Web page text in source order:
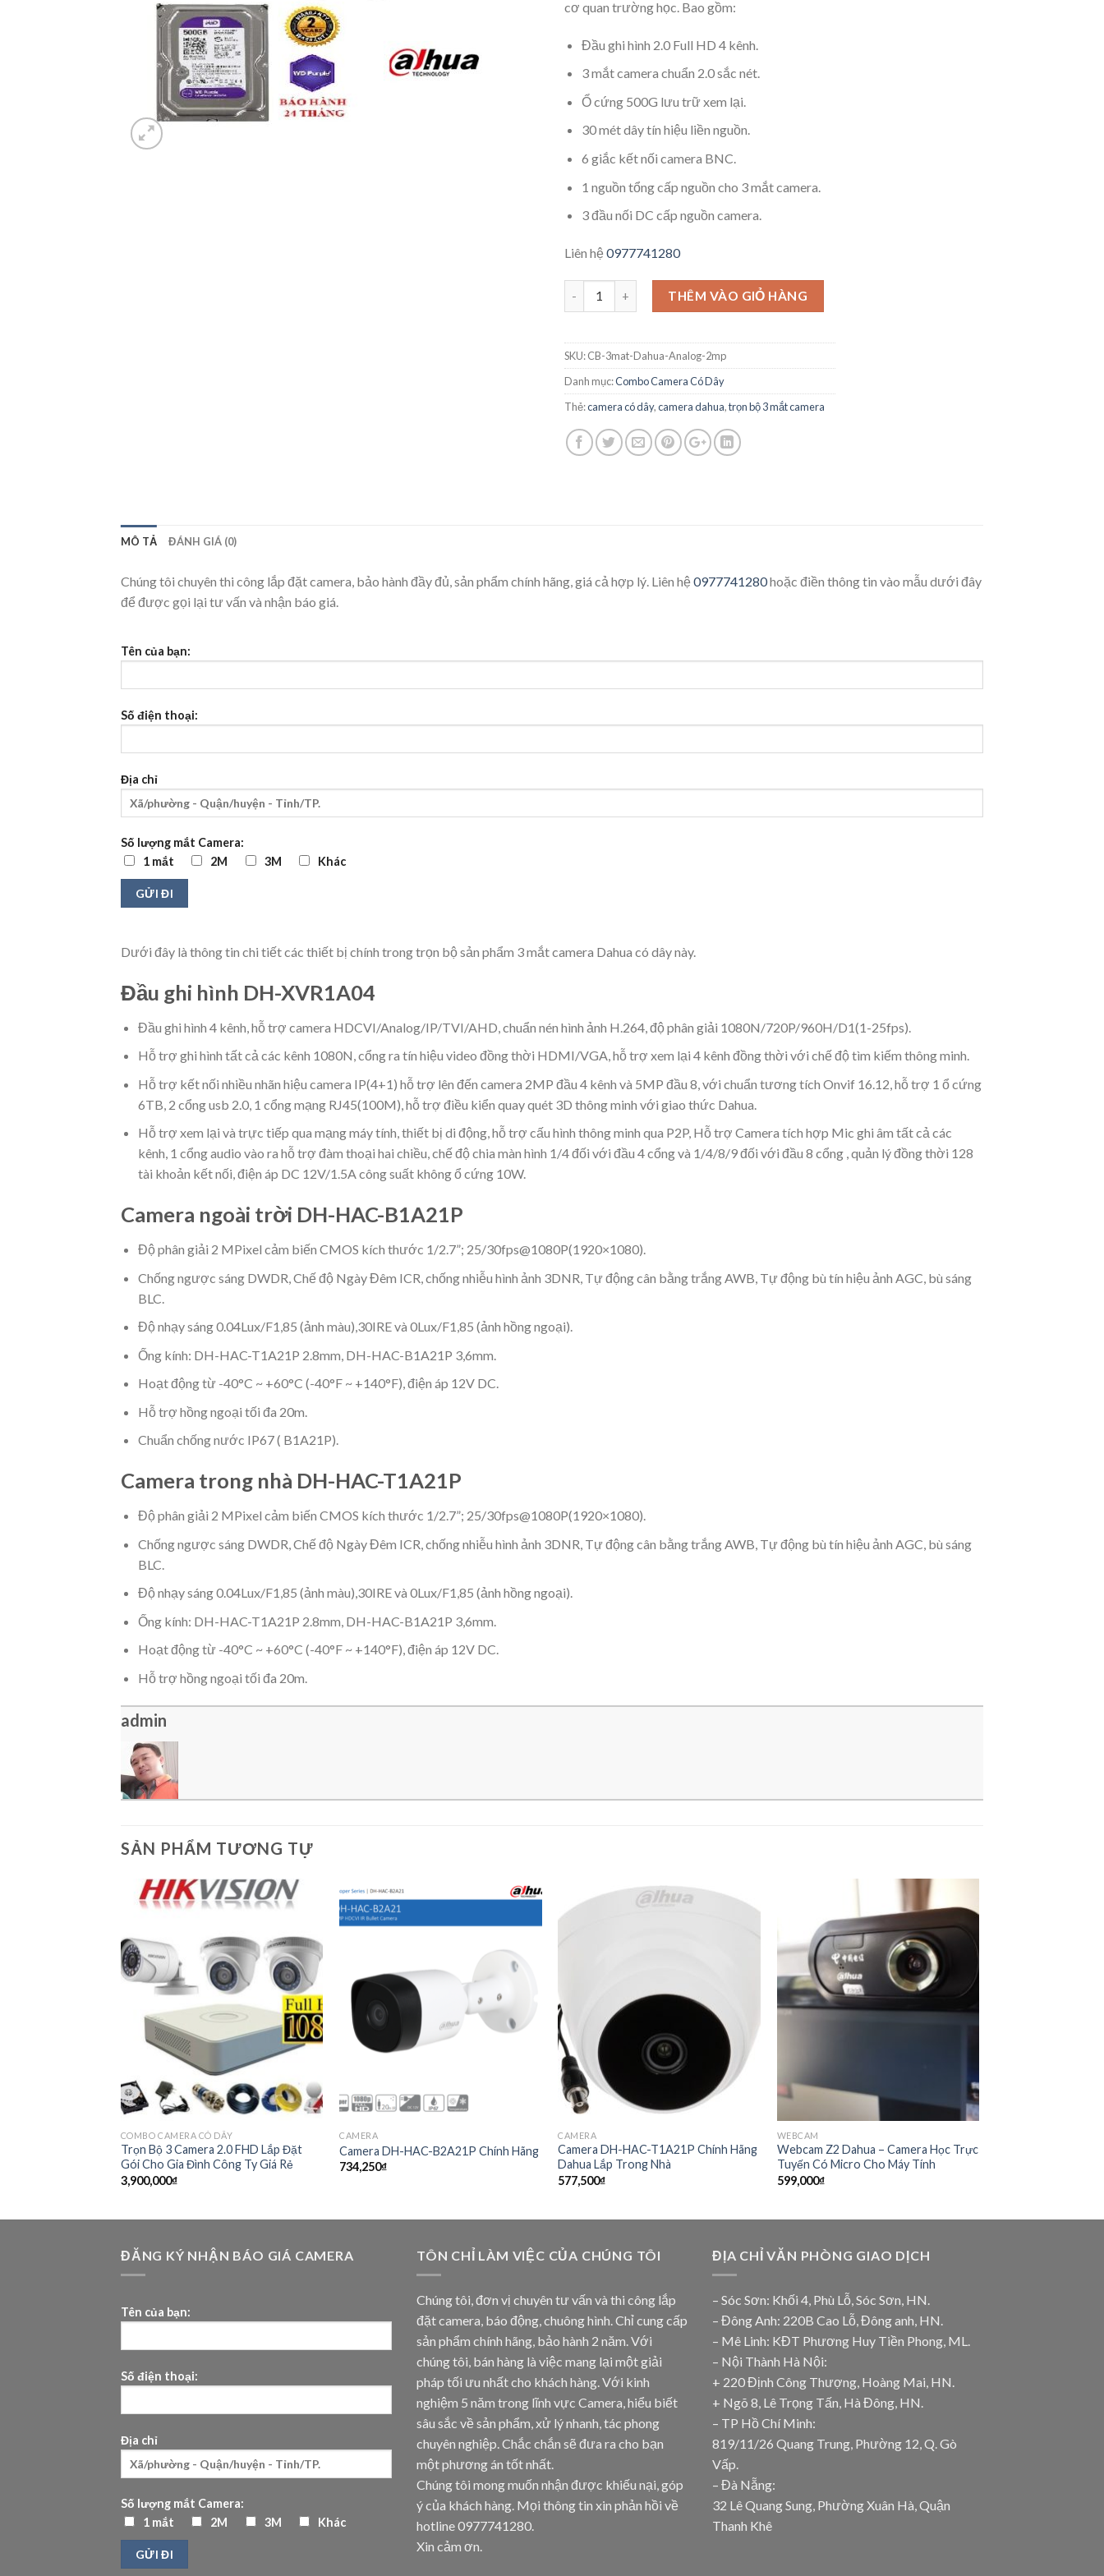
cơ quan trường học. Bao gồm:
Đầu ghi hình 2.0 Full HD 4 kênh.
3 mắt camera chuẩn 2.0 sắc nét.
Ổ cứng 500G lưu trữ xem lại.
30 mét dây tín hiệu liền nguồn.
6 giắc kết nối camera BNC.
1 nguồn tổng cấp nguồn cho 3 mắt camera.
3 đầu nối DC cấp nguồn camera.
Liên hệ 0977741280
THÊM VÀO GIỎ HÀNG
SKU:CB-3mat-Dahua-Analog-2mp
Danh mục:Combo Camera Có Dây
Thẻ:camera có dây,camera dahua,trọn bộ 3 mắt camera
MÔ TẢ ĐÁNH GIÁ (0)
Chúng tôi chuyên thi công lắp đặt camera, bảo hành đầy đủ, sản phẩm chính hãng, giá cả hợp lý. Liên hệ 0977741280hoặc điền thông tin vào mẫu dưới đây
để được gọi lại tư vấn và nhận báo giá.
Tên của bạn:
Số điện thoại:
Địa chỉ
Số lượng mắt Camera:
1 mắt
2M 3M Khác
Dưới đây là thông tin chi tiết các thiết bị chính trong trọn bộ sản phẩm 3 mắt camera Dahua có dây này.
Đầu ghi hình DH-XVR1A04
Đầu ghi hình 4 kênh, hỗ trợ camera HDCVI/Analog/IP/TVI/AHD, chuẩn nén hình ảnh H.264, độ phân giải 1080N/720P/960H/D1(1-25fps).
Hỗ trợ ghi hình tất cả các kênh 1080N, cổng ra tín hiệu video đồng thời HDMI/VGA, hỗ trợ xem lại 4 kênh đồng thời với chế độ tìm kiếm thông minh.
Hỗ trợ kết nối nhiều nhãn hiệu camera IP(4+1) hỗ trợ lên đến camera 2MP đầu 4 kênh và 5MP đầu 8, với chuẩn tương tích Onvif 16.12, hỗ trợ 1 ổ cứng
6TB, 2 cổng usb 2.0, 1 cổng mạng RJ45(100M), hỗ trợ điều kiển quay quét 3D thông minh với giao thức Dahua.
Hỗ trợ xem lại và trực tiếp qua mạng máy tính, thiết bị di động, hỗ trợ cấu hình thông minh qua P2P, Hỗ trợ Camera tích hợp Mic ghi âm tất cả các
kênh, 1 cổng audio vào ra hỗ trợ đàm thoại hai chiều, chế độ chia màn hình 1/4 đối với đầu 4 cổng và 1/4/8/9 đối với đầu 8 cổng , quản lý đồng thời 128
tài khoản kết nối, điện áp DC 12V/1.5A công suất không ổ cứng 10W.
Camera ngoài trời DH-HAC-B1A21P
Độ phân giải 2 MPixel cảm biến CMOS kích thước 1/2.7”; 25/30fps@1080P(1920×1080).
Chống ngược sáng DWDR, Chế độ Ngày Đêm ICR, chống nhiễu hình ảnh 3DNR, Tự động cân bằng trắng AWB, Tự động bù tín hiệu ảnh AGC, bù sáng
BLC.
Độ nhạy sáng 0.04Lux/F1,85 (ảnh màu),30IRE và 0Lux/F1,85 (ảnh hồng ngoại).
Ống kính: DH-HAC-T1A21P 2.8mm, DH-HAC-B1A21P 3,6mm.
Hoạt động từ -40°C ~ +60°C (-40°F ~ +140°F), điện áp 12V DC.
Hỗ trợ hồng ngoại tối đa 20m.
Chuẩn chống nước IP67 ( B1A21P).
Camera trong nhà DH-HAC-T1A21P
Độ phân giải 2 MPixel cảm biến CMOS kích thước 1/2.7”; 25/30fps@1080P(1920×1080).
Chống ngược sáng DWDR, Chế độ Ngày Đêm ICR, chống nhiễu hình ảnh 3DNR, Tự động cân bằng trắng AWB, Tự động bù tín hiệu ảnh AGC, bù sáng
BLC.
Độ nhạy sáng 0.04Lux/F1,85 (ảnh màu),30IRE và 0Lux/F1,85 (ảnh hồng ngoại).
Ống kính: DH-HAC-T1A21P 2.8mm, DH-HAC-B1A21P 3,6mm.
Hoạt động từ -40°C ~ +60°C (-40°F ~ +140°F), điện áp 12V DC.
Hỗ trợ hồng ngoại tối đa 20m.
admin
SẢN PHẨM TƯƠNG TỰ
COMBO CAMERA CÓ DÂY
Trọn Bộ 3 Camera 2.0 FHD Lắp Đặt
Gói Cho Gia Đình Công Ty Giá Rẻ
3,900,000₫
CAMERA
Camera DH-HAC-B2A21P Chính Hãng
734,250₫
CAMERA
Camera DH-HAC-T1A21P Chính Hãng
Dahua Lắp Trong Nhà
577,500₫
WEBCAM
Webcam Z2 Dahua – Camera Học Trực
Tuyến Có Micro Cho Máy Tính
599,000₫
ĐĂNG KÝ NHẬN BÁO GIÁ CAMERA
Tên của bạn:
Số điện thoại:
Địa chỉ
Số lượng mắt Camera:
1 mắt
2M 3M Khác
TÔN CHỈ LÀM VIỆC CỦA CHÚNG TÔI
Chúng tôi, đơn vị chuyên tư vấn và thi công lắp
đặt camera, báo động, chuông hình. Chỉ cung cấp
sản phẩm chính hãng, bảo hành 2 năm. Với
chúng tôi, bán hàng là việc mang lại một giải
pháp tối ưu nhất cho khách hàng. Với kinh
nghiệm 5 năm trong lĩnh vực Camera, hiểu biết
sâu sắc về sản phẩm, xử lý nhanh, tác phong
chuyên nghiệp. Chắc chắn sẽ đưa ra cho bạn
một phương án tốt nhất.
Chúng tôi mong muốn nhận được khiếu nại, góp
ý của khách hàng. Mọi thông tin xin phản hồi về
hotline0977741280.
Xin cảm ơn.
ĐỊA CHỈ VĂN PHÒNG GIAO DỊCH
– Sóc Sơn: Khối 4, Phù Lỗ, Sóc Sơn, HN.
– Đông Anh: 220B Cao Lỗ, Đông anh, HN.
– Mê Linh: KĐT Phương Huy Tiền Phong, ML.
– Nội Thành Hà Nội:
+ 220 Định Công Thượng, Hoàng Mai, HN.
+ Ngõ 8, Lê Trọng Tấn, Hà Đông, HN.
– TP Hồ Chí Minh:
819/11/26 Quang Trung, Phường 12, Q. Gò
Vấp.
– Đà Nẵng:
32 Lê Quang Sung, Phường Xuân Hà, Quận
Thanh Khê